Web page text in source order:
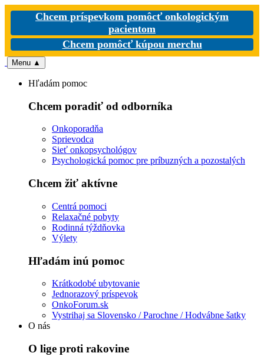
Chcem príspevkom pomôcť onkologickým
pacientom
Chcem pomôcť kúpou merchu
Menu ▲
Hľadám pomoc
Chcem poradiť od odborníka
Onkoporadňa
Sprievodca
Sieť onkopsychológov
Psychologická pomoc pre príbuzných a pozostalých
Chcem žiť aktívne
Centrá pomoci
Relaxačné pobyty
Rodinná týždňovka
Výlety
Hľadám inú pomoc
Krátkodobé ubytovanie
Jednorazový príspevok
OnkoForum.sk
Vystrihaj sa Slovensko / Parochne / Hodvábne šatky
O nás
O lige proti rakovine